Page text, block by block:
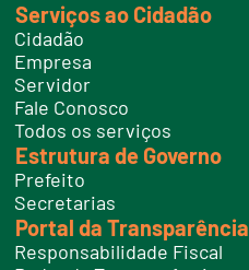
t
e
l
f
o
e
s
Serviços ao Cidadão
Cidadão
Empresa
Servidor
Fale Conosco
Todos os serviços
Estrutura de Governo
Prefeito
Secretarias
Portal da Transparência
Responsabilidade Fiscal